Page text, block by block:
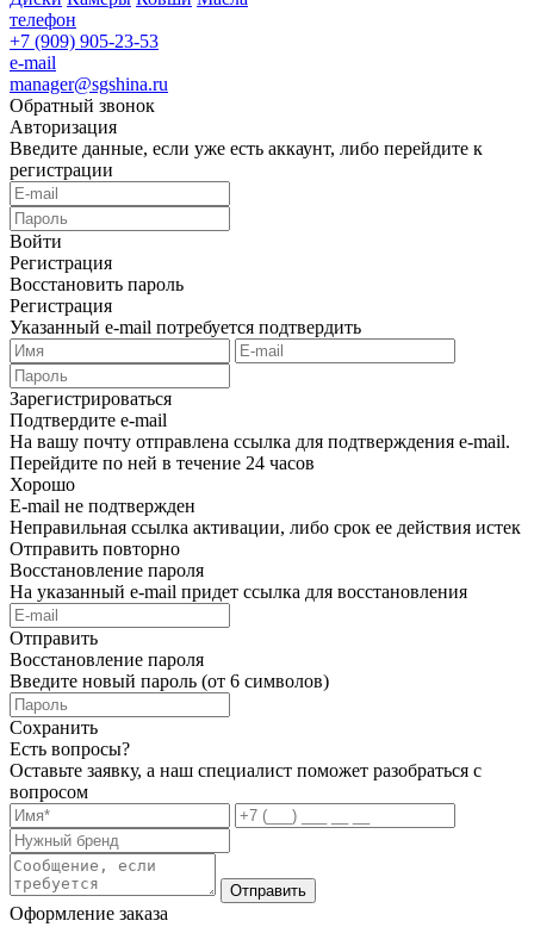
телефон
+7 (909) 905-23-53
e-mail
manager@sgshina.ru
Обратный звонок
Авторизация
Введите данные, если уже есть аккаунт, либо перейдите к
регистрации
Войти
Регистрация
Восстановить пароль
Регистрация
Указанный e-mail потребуется подтвердить
Зарегистрироваться
Подтвердите e-mail
На вашу почту отправлена ссылка для подтверждения e-mail.
Перейдите по ней в течение 24 часов
Хорошо
E-mail не подтвержден
Неправильная ссылка активации, либо срок ее действия истек
Отправить повторно
Восстановление пароля
На указанный e-mail придет ссылка для восстановления
Отправить
Восстановление пароля
Введите новый пароль (от 6 символов)
Сохранить
Есть вопросы?
Оставьте заявку, а наш специалист поможет разобраться с
вопросом
Отправить
Оформление заказа